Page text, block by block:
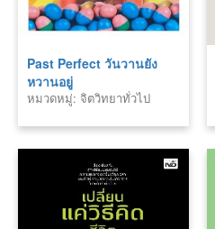
Past Perfect วันวานยัง
หวานอยู่
หมวดหมู่: จิตวิทยาทั่วไป